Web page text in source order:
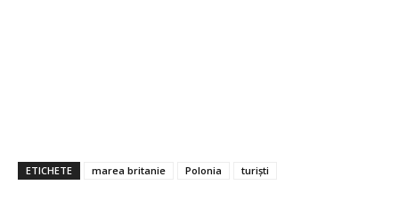
ETICHETE marea britanie Polonia turiști